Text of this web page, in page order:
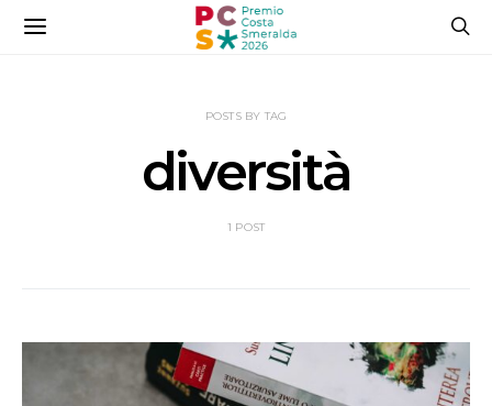
POSTS BY TAG
diversità
1 POST